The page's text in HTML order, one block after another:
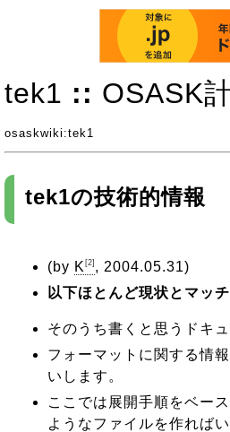
tek1 :: OSASK
osaskwiki :tek1
tek1の技術的情報
(by K [2] , 2004.05.31)
以下ほとんど現状とマッ
そのうち書くと思うドキ
フォーマットに関する情
いします。
ここでは展開手順をベー
ようなファイルを作れば